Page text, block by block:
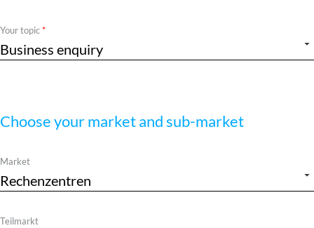
Your topic Required
Choose your market and sub-market
Market
Teilmarkt